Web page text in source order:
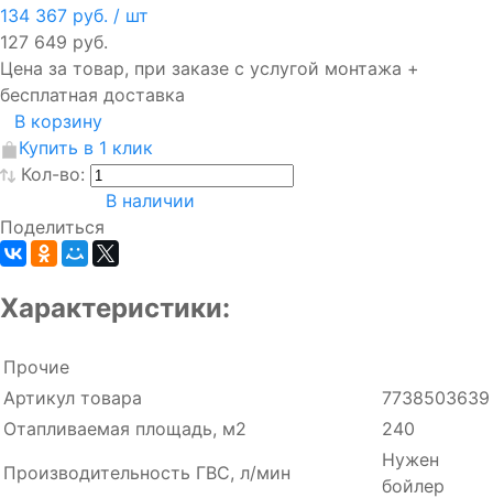
134 367 руб. / шт
127 649 руб.
Цена за товар, при заказе с услугой монтажа +
бесплатная доставка
В корзину
Купить в 1 клик
Кол-во:
В наличии
Поделиться
Характеристики:
Прочие
Артикул товара
7738503639
Отапливаемая площадь, м2
240
Производительность ГВC, л/мин
Нужен
бойлер